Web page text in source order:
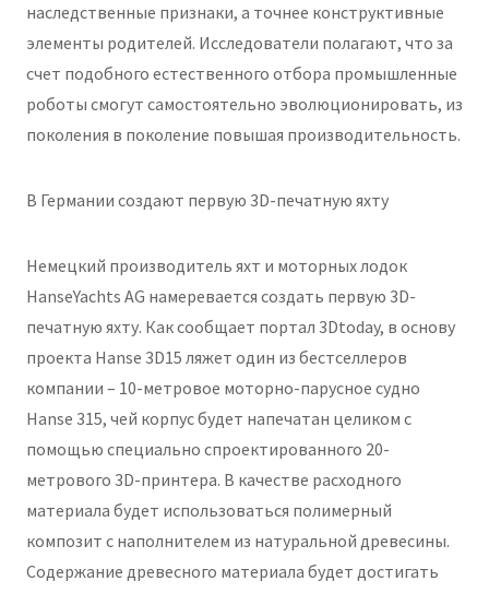
наследственные признаки, а точнее конструктивные
элементы родителей. Исследователи полагают, что за
счет подобного естественного отбора промышленные
роботы смогут самостоятельно эволюционировать, из
поколения в поколение повышая производительность.
В Германии создают первую 3D-печатную яхту
Немецкий производитель яхт и моторных лодок
HanseYachts AG намеревается создать первую 3D-
печатную яхту. Как сообщает портал 3Dtoday, в основу
проекта Hanse 3D15 ляжет один из бестселлеров
компании – 10-метровое моторно-парусное судно
Hanse 315, чей корпус будет напечатан целиком с
помощью специально спроектированного 20-
метрового 3D-принтера. В качестве расходного
материала будет использоваться полимерный
композит с наполнителем из натуральной древесины.
Содержание древесного материала будет достигать